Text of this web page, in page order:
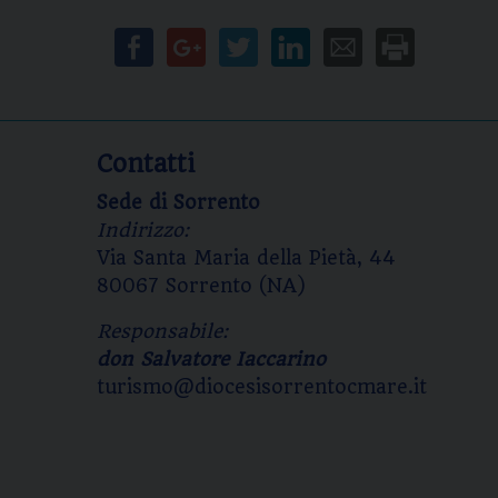
Contatti
Sede di Sorrento
Indirizzo:
Via Santa Maria della Pietà, 44
80067 Sorrento (NA)
Responsabile:
don Salvatore Iaccarino
turismo@diocesisorrentocmare.it